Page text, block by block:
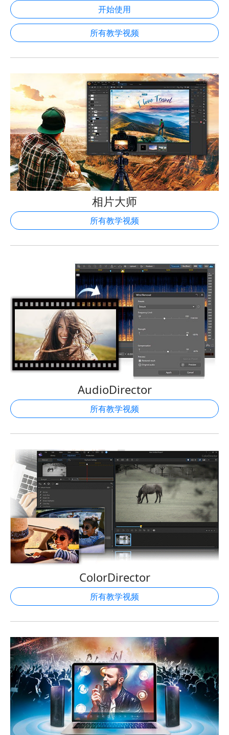
开始使用
所有教学视频
相片大师
所有教学视频
AudioDirector
所有教学视频
ColorDirector
所有教学视频